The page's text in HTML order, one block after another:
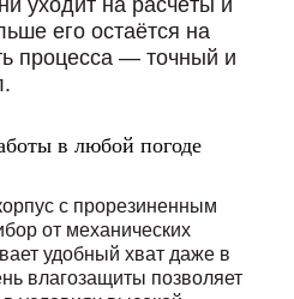
уходит на расчёты и
его остаётся на
процесса — точный и
в любой погоде
с прорезиненным
от механических
удобный хват даже в
влагозащиты позволяет